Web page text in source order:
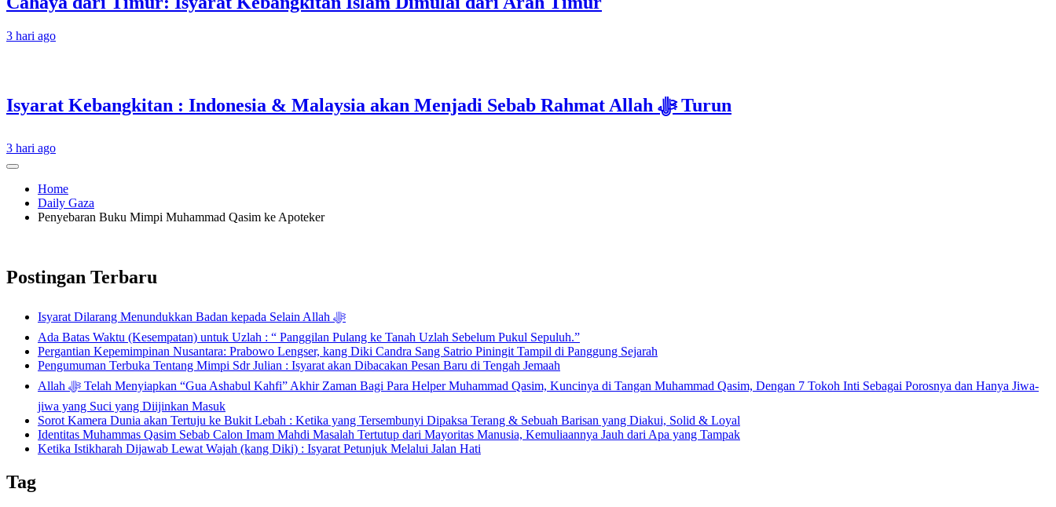
3 hari ago
Isyarat Kebangkitan : Indonesia & Malaysia akan Menjadi Sebab Rahmat Allah ﷻ Turun
3 hari ago
Home
Daily Gaza
Penyebaran Buku Mimpi Muhammad Qasim ke Apoteker
Postingan Terbaru
Isyarat Dilarang Menundukkan Badan kepada Selain Allah ﷻ
Ada Batas Waktu (Kesempatan) untuk Uzlah : “ Panggilan Pulang ke Tanah Uzlah Sebelum Pukul Sepuluh.”
Pergantian Kepemimpinan Nusantara: Prabowo Lengser, kang Diki Candra Sang Satrio Piningit Tampil di Panggung Sejarah
Pengumuman Terbuka Tentang Mimpi Sdr Julian : Isyarat akan Dibacakan Pesan Baru di Tengah Jemaah
Allah ﷻ Telah Menyiapkan “Gua Ashabul Kahfi” Akhir Zaman Bagi Para Helper Muhammad Qasim, Kuncinya di Tangan Muhammad Qasim, Dengan 7 Tokoh Inti Sebagai Porosnya dan Hanya Jiwa-
jiwa yang Suci yang Diijinkan Masuk
Sorot Kamera Dunia akan Tertuju ke Bukit Lebah : Ketika yang Tersembunyi Dipaksa Terang & Sebuah Barisan yang Diakui, Solid & Loyal
Identitas Muhammas Qasim Sebab Calon Imam Mahdi Masalah Tertutup dari Mayoritas Manusia, Kemuliaannya Jauh dari Apa yang Tampak
Ketika Istikharah Dijawab Lewat Wajah (kang Diki) : Isyarat Petunjuk Melalui Jalan Hati
Tag